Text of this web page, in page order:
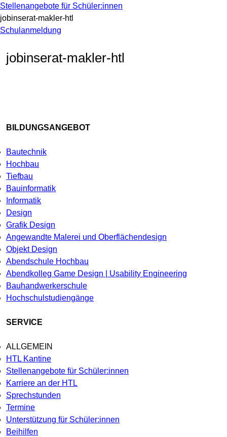
Stellenangebote für Schüler:innen
jobinserat-makler-htl
Schulanmeldung
jobinserat-makler-htl
BILDUNGSANGEBOT
Bautechnik
Hochbau
Tiefbau
Bauinformatik
Informatik
Design
Grafik Design
Angewandte Malerei und Oberflächendesign
Objekt Design
Abendschule Hochbau
Abendkolleg Game Design | Usability Engineering
Bauhandwerkerschule
Hochschulstudiengänge
SERVICE
ALLGEMEIN
HTL Kantine
Stellenangebote für Schüler:innen
Karriere an der HTL
Sprechstunden
Termine
Unterstützung für Schüler:innen
Beihilfen